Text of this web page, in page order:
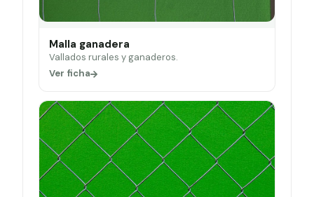
Malla ganadera
Vallados rurales y ganaderos.
Ver ficha